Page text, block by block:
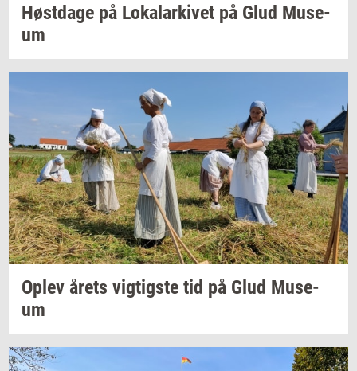
Høst­da­ge på Lo­ka­lar­ki­vet på Glud Mu­se­
um
Oplev årets vig­tig­ste tid på Glud Mu­se­
um